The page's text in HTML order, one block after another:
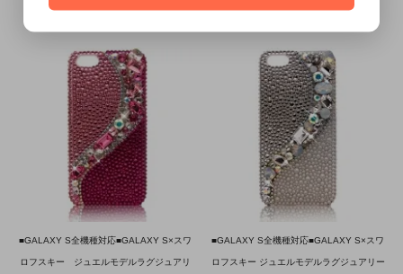
■GALAXY S全機種対応■GALAXY S×スワ
ロフスキー ジュエルモデルラグジュアリ
■GALAXY S全機種対応■GALAXY S×スワ
ロフスキー ジュエルモデルラグジュアリー